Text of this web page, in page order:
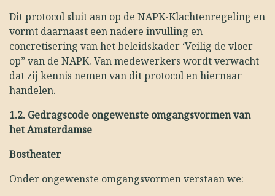
Dit protocol sluit aan op de NAPK-Klachtenregeling en
vormt daarnaast een nadere invulling en
concretisering van het beleidskader ‘Veilig de vloer
op” van de NAPK. Van medewerkers wordt verwacht
dat zij kennis nemen van dit protocol en hiernaar
handelen.
1.2. Gedragscode ongewenste omgangsvormen van
het Amsterdamse
Bostheater
Onder ongewenste omgangsvormen verstaan we: